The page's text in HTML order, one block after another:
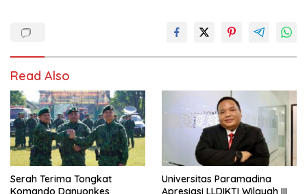
Read Also
Serah Terima Tongkat
Komando Danyonkes
Universitas Paramadina
Apresiasi LLDIKTI Wilayah III